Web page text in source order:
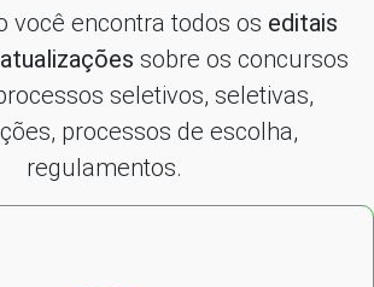
você encontra todos os editais
sobre os concursos
seletivos, seletivas,
processos de escolha,
regulamentos.